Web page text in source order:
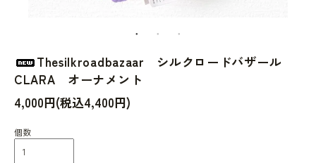
Thesilkroadbazaar シルクロードバザール
CLARA オーナメント
4,000円(税込4,400円)
個数